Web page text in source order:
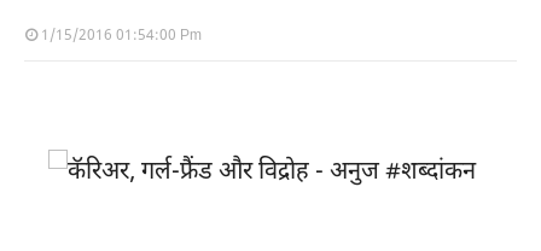
1/15/2016 01:54:00 Pm